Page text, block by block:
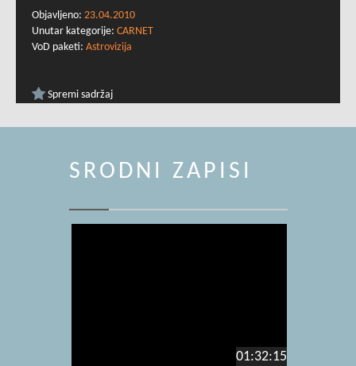
Objavljeno: 23.04.2010
Unutar kategorije: CARNET
VoD paketi: Astrovizija
Spremi sadržaj
SRODNI ZAPISI
01:32:15